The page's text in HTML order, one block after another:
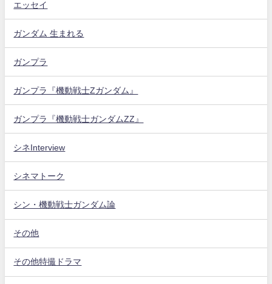
エッセイ
ガンダム 生まれる
ガンプラ
ガンプラ『機動戦士Zガンダム』
ガンプラ『機動戦士ガンダムZZ』
シネInterview
シネマトーク
シン・機動戦士ガンダム論
その他
その他特撮ドラマ